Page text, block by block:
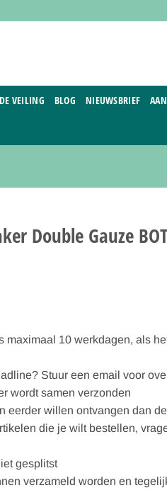
DE VEILING BLOG NIEUWSBRIEF
Double Gauze
maximaal 10 werkdagen, als
Stuur een email voor
wordt samen verzonden
eerder willen ontvangen dan
die je wilt bestellen,
gesplitst
verzameld worden en